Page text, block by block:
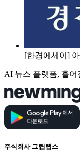
[한경에세이]
AI 뉴스 플랫폼, 흩어
주식회사 그립랩스